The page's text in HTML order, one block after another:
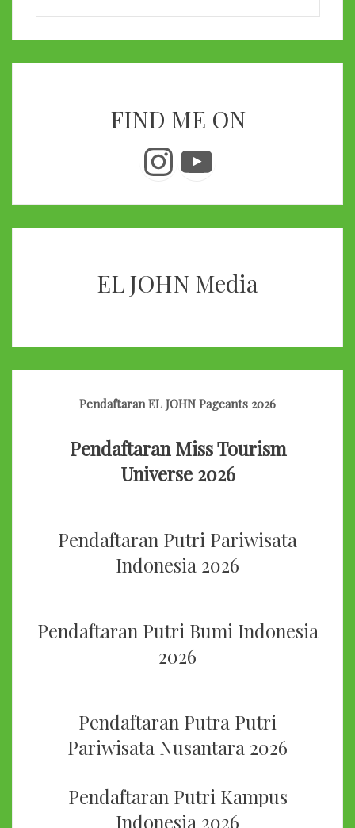
FIND ME ON
Instagram
YouTube
EL JOHN Media
Pendaftaran EL JOHN Pageants 2026
Pendaftaran Miss Tourism
Universe 2026
Pendaftaran Putri Pariwisata
Indonesia 2026
Pendaftaran Putri Bumi Indonesia
2026
Pendaftaran Putra Putri
Pariwisata Nusantara 2026
Pendaftaran Putri Kampus
Indonesia 2026